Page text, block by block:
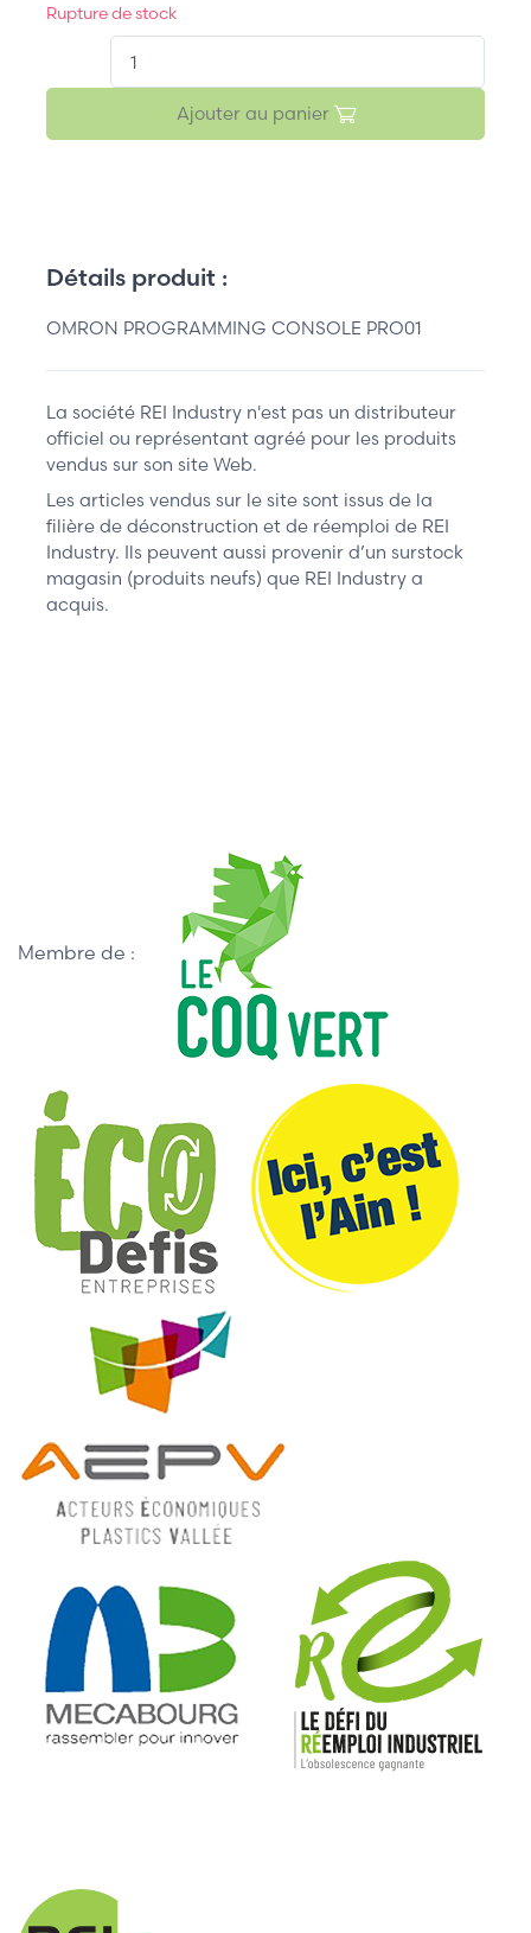
Rupture de stock
Ajouter au panier
Détails produit :
OMRON PROGRAMMING CONSOLE PRO01
La société REI Industry n'est pas un distributeur
officiel ou représentant agréé pour les produits
vendus sur son site Web.
Les articles vendus sur le site sont issus de la
filière de déconstruction et de réemploi de REI
Industry. Ils peuvent aussi provenir d’un surstock
magasin (produits neufs) que REI Industry a
acquis.
Membre de :